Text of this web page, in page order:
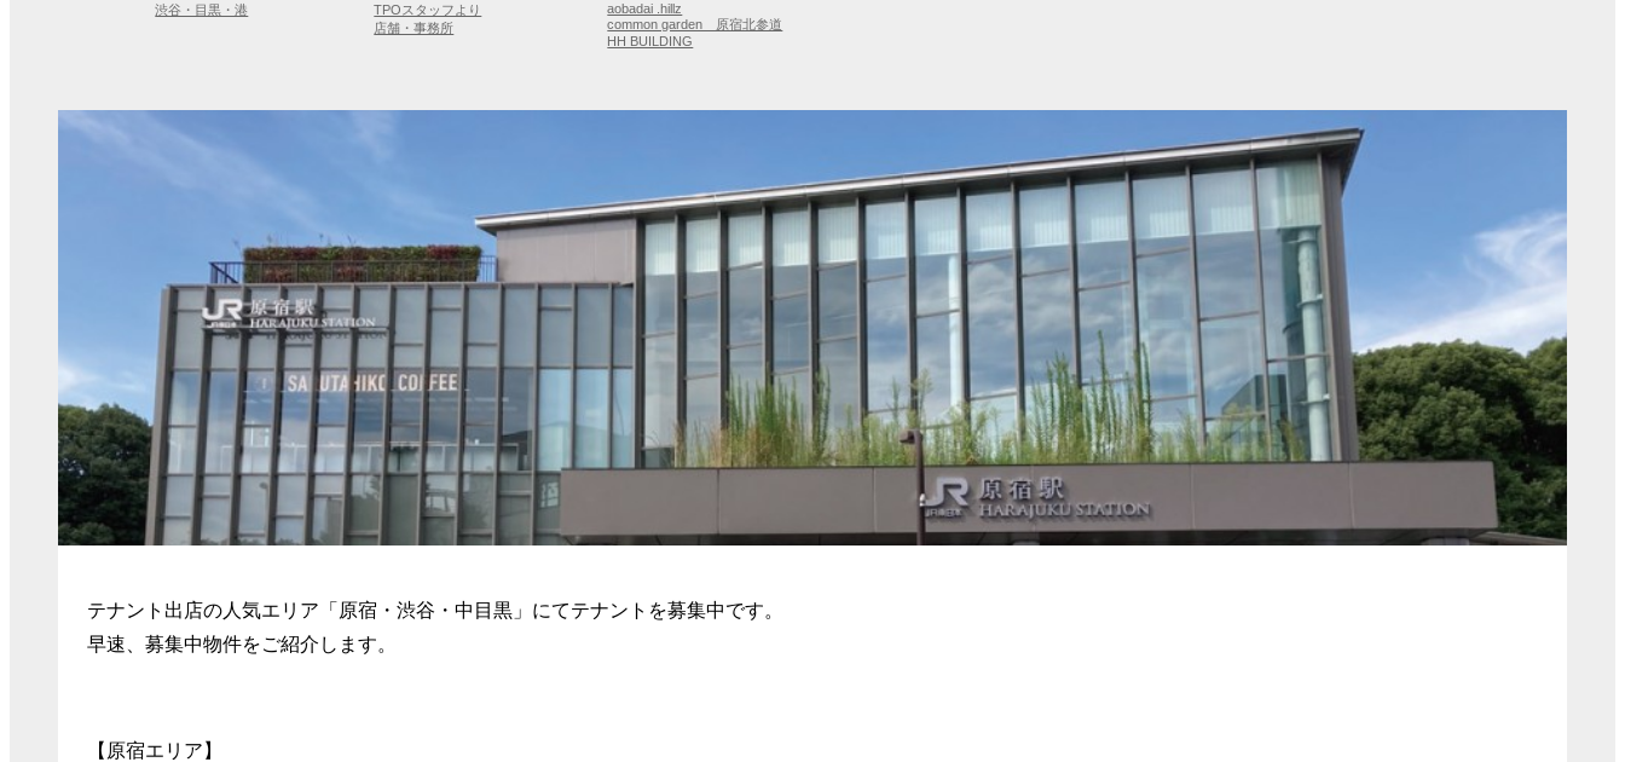
渋谷・目黒・港
TPOスタッフより
店舗・事務所
aobadai .hillz
common garden 原宿北参道
HH BUILDING
テナント出店の人気エリア「原宿・渋谷・中目黒」にてテナントを募集中です。
早速、募集中物件をご紹介します。
【原宿エリア】